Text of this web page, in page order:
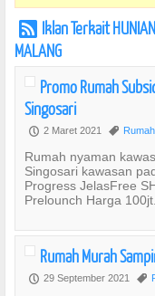
r Iklan Terkait HUNIAN
MALANG
Promo Rumah
Singosari
P 2 Maret 2021 , Rumah
Rumah nyaman
Singosari kawasan
Progress JelasFree
Prelounch Harga
Rumah Murah
P 29 September 2021 ,